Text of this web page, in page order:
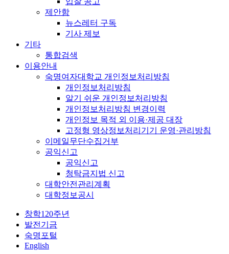
제안함
뉴스레터 구독
기사 제보
기타
통합검색
이용안내
숙명여자대학교 개인정보처리방침
개인정보처리방침
알기 쉬운 개인정보처리방침
개인정보처리방침 변경이력
개인정보 목적 외 이용·제공 대장
고정형 영상정보처리기기 운영·관리방침
이메일무단수집거부
공익신고
공익신고
청탁금지법 신고
대학안전관리계획
대학정보공시
창학120주년
발전기금
숙명포털
English